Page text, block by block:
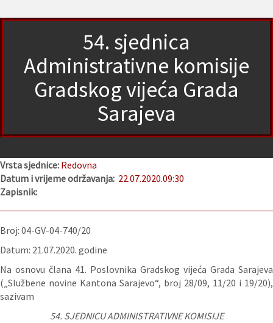
54. sjednica
Administrativne komisije
Gradskog vijeća Grada
Sarajeva
Vrsta sjednice: Redovna
Datum i vrijeme održavanja: 22.07.2020.09:30
Zapisnik:
Broj: 04-GV-04-740/20
Datum: 21.07.2020. godine
Na osnovu člana 41. Poslovnika Gradskog vijeća Grada Sarajeva
(„Službene novine Kantona Sarajevo“, broj 28/09, 11/20 i 19/20),
sazivam
54. SJEDNICU ADMINISTRATIVNE KOMISIJE